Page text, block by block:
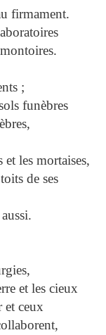
firmament.
;
funèbres
et les mortaises,
de ses
et les cieux
et ceux